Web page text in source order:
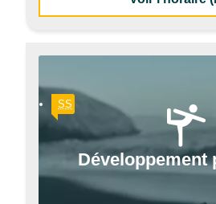
Développement
SS